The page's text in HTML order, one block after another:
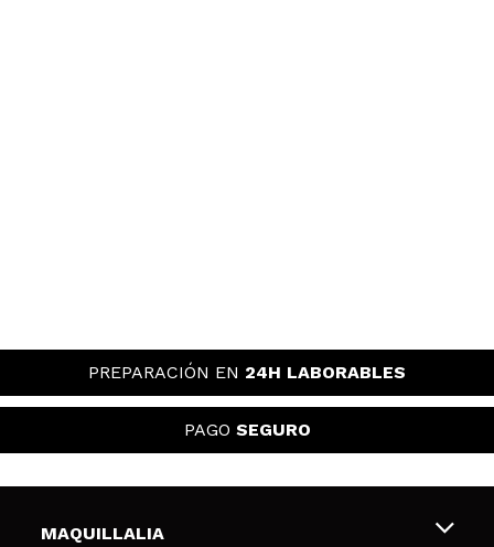
PREPARACIÓN EN 24H LABORABLES
PAGO SEGURO
MAQUILLALIA